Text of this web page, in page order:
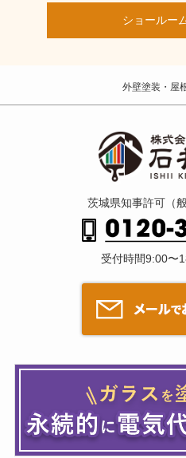
ショールー
外壁塗装・屋
茨城県知事許可（
受付時間9:00〜